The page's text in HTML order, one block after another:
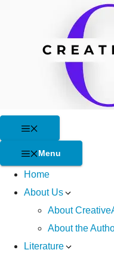
Menu
Home
About Us
About
About the
Literature